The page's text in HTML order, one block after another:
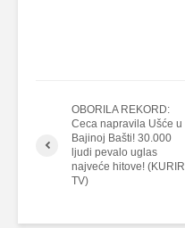
OBORILA REKORD:
Ceca napravila Ušće u
Bajinoj Bašti! 30.000
ljudi pevalo uglas
najveće hitove! (KURIR
TV)